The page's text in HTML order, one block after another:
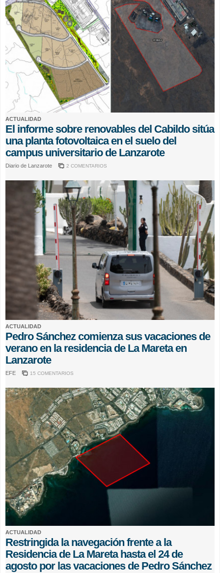
ACTUALIDAD
El informe sobre renovables del Cabildo sitúa
una planta fotovoltaica en el suelo del
campus universitario de Lanzarote
Diario de Lanzarote 2 COMENTARIOS
ACTUALIDAD
Pedro Sánchez comienza sus vacaciones de
verano en la residencia de La Mareta en
Lanzarote
EFE 15 COMENTARIOS
ACTUALIDAD
Restringida la navegación frente a la
Residencia de La Mareta hasta el 24 de
agosto por las vacaciones de Pedro Sánchez